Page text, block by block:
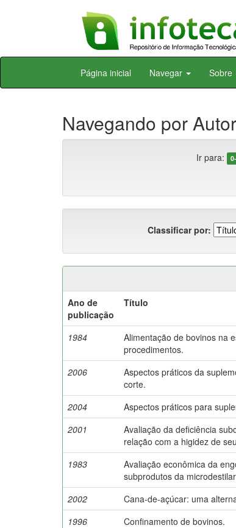
Skip
Página inicial Navegar Sobre
Navegando por
Ir para:
Classificar por:
Ano de
publicação
Título
1984
Alimentação de bovinos na
procedimentos.
2006
Aspectos práticos da
corte.
2004 Aspectos práticos para
2001
Avaliação da deficiência
relação com a higidez de
1983
Avaliação econômica da
subprodutos da
2002 Cana-de-açúcar: uma
1996
Confinamento de bovinos.